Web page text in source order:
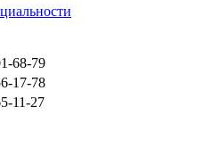
68-79
17-78
11-27